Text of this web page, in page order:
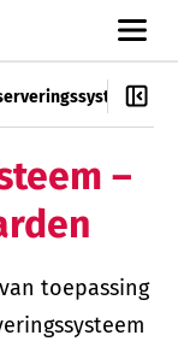
–
toepassing